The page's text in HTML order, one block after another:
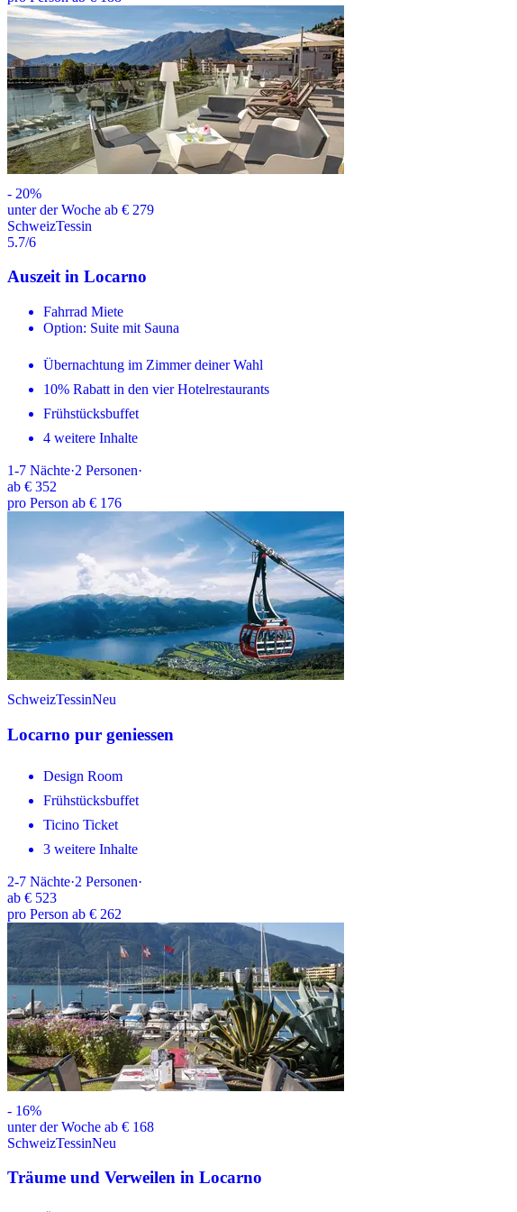
- 20%
unter der Woche ab € 279
SchweizTessin
5.7/6
Auszeit in Locarno
Fahrrad Miete
Option: Suite mit Sauna
Übernachtung im Zimmer deiner Wahl
10% Rabatt in den vier Hotelrestaurants
Frühstücksbuffet
4 weitere Inhalte
1-7 Nächte·2 Personen·
ab € 352
pro Person ab € 176
SchweizTessinNeu
Locarno pur geniessen
Design Room
Frühstücksbuffet
Ticino Ticket
3 weitere Inhalte
2-7 Nächte·2 Personen·
ab € 523
pro Person ab € 262
- 16%
unter der Woche ab € 168
SchweizTessinNeu
Träume und Verweilen in Locarno